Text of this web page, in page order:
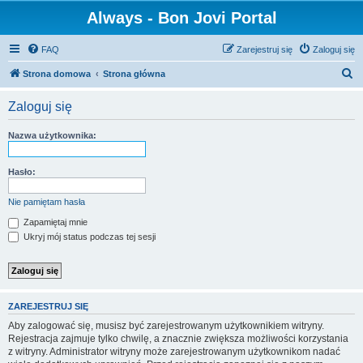
Always - Bon Jovi Portal
FAQ Zaloguj się
Zarejestruj się
Strona domowa Strona główna
Zaloguj się
Nazwa użytkownika:
Hasło:
Nie pamiętam hasła
Zapamiętaj mnie
Ukryj mój status podczas tej sesji
ZAREJESTRUJ SIĘ
Aby zalogować się, musisz być zarejestrowanym użytkownikiem witryny.
Rejestracja zajmuje tylko chwilę, a znacznie zwiększa możliwości korzystania
z witryny. Administrator witryny może zarejestrowanym użytkownikom nadać